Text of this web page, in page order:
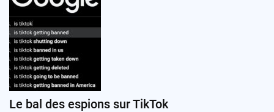
Le bal des espions sur TikTok